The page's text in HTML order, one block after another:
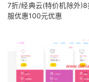
7折/经典云(特价机除外)8
服优惠100元优惠